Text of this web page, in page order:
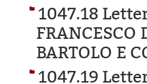
1047.18
FRANCESCO
BARTOLO E
1047.19